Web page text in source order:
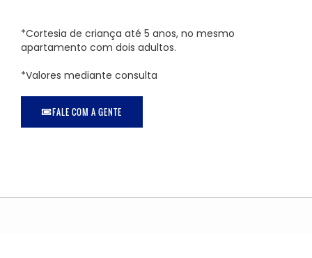
*Cortesia de criança até 5 anos, no mesmo
apartamento com dois adultos.
*Valores mediante consulta
FALE COM A GENTE